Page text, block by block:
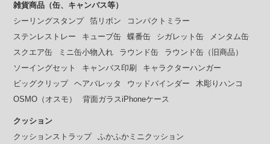
雑貨商品（缶、キャンバス等）
シーリングスタンプ
箔リボン
コンパクトミラー
ステンレストレー
キューブ缶 蝶番缶 シガレット缶
メンタム缶
スクエア缶
ミニ缶小物入れ ラウンド缶
ラウンド缶（旧商品）
ソーイングセット
キャンバス印刷
キャラクターハンガー
ビッグクリップ
ヘアバレッタ ウッドバインダー
木彫りハンコ
OSMO（オスモ）
背面ガラスiPhoneケース
クッション
クッションストラップ
ふかふかミニクッション